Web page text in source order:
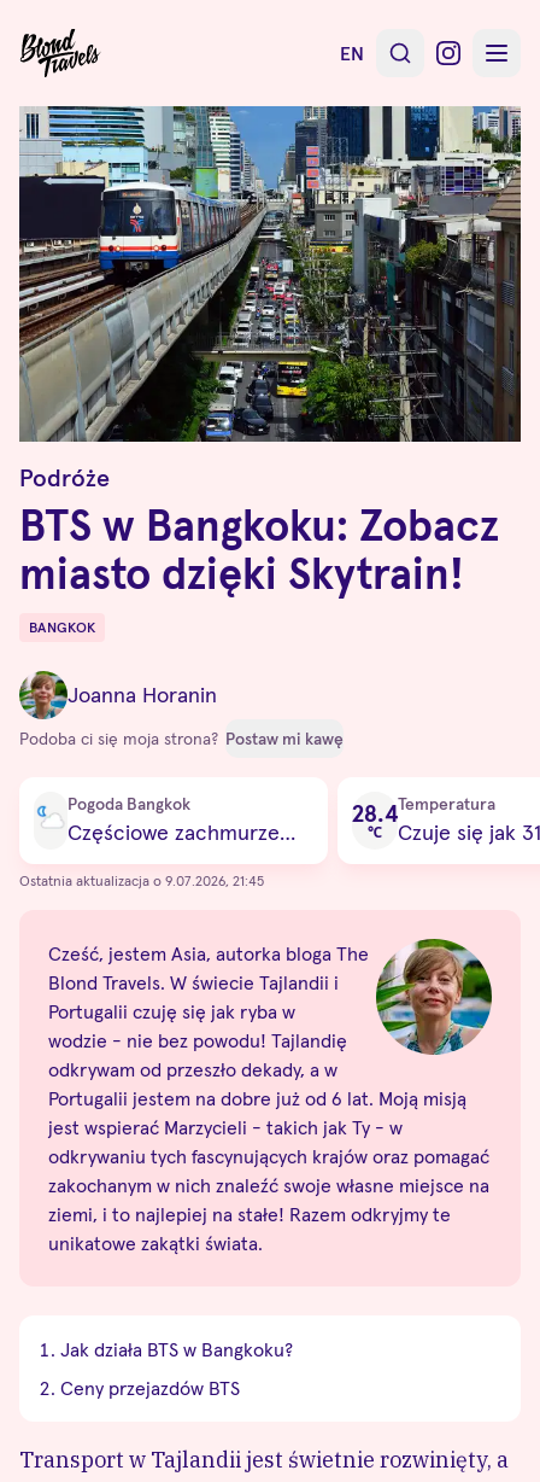
EN
Podróże
BTS w Bangkoku: Zobacz
miasto dzięki Skytrain!
Destinations
BANGKOK
Joanna Horanin
Podoba ci się moja strona? Postaw mi kawę
Pogoda Bangkok
Częściowe zachmurzenie
28.4
℃
Temperatura
Czuje się jak
Ostatnia aktualizacja o 9.07.2026, 21:45
Cześć, jestem Asia, autorka bloga The
Blond Travels. W świecie Tajlandii i
Portugalii czuję się jak ryba w
wodzie - nie bez powodu! Tajlandię
odkrywam od przeszło dekady, a w
Portugalii jestem na dobre już od 6 lat. Moją misją
jest wspierać Marzycieli - takich jak Ty - w
odkrywaniu tych fascynujących krajów oraz pomagać
zakochanym w nich znaleźć swoje własne miejsce na
ziemi, i to najlepiej na stałe! Razem odkryjmy te
unikatowe zakątki świata.
Jak działa BTS w Bangkoku?
Ceny przejazdów BTS
Transport w Tajlandii jest świetnie rozwinięty, a